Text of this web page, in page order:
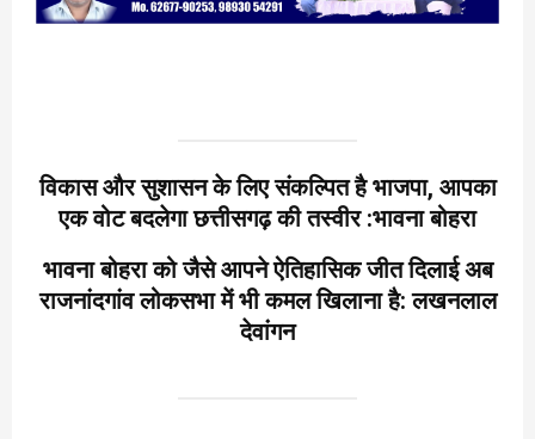
विकास और सुशासन के लिए संकल्पित है भाजपा, आपका
एक वोट बदलेगा छत्तीसगढ़ की तस्वीर :भावना बोहरा
भावना बोहरा को जैसे आपने ऐतिहासिक जीत दिलाई अब
राजनांदगांव लोकसभा में भी कमल खिलाना है: लखनलाल
देवांगन